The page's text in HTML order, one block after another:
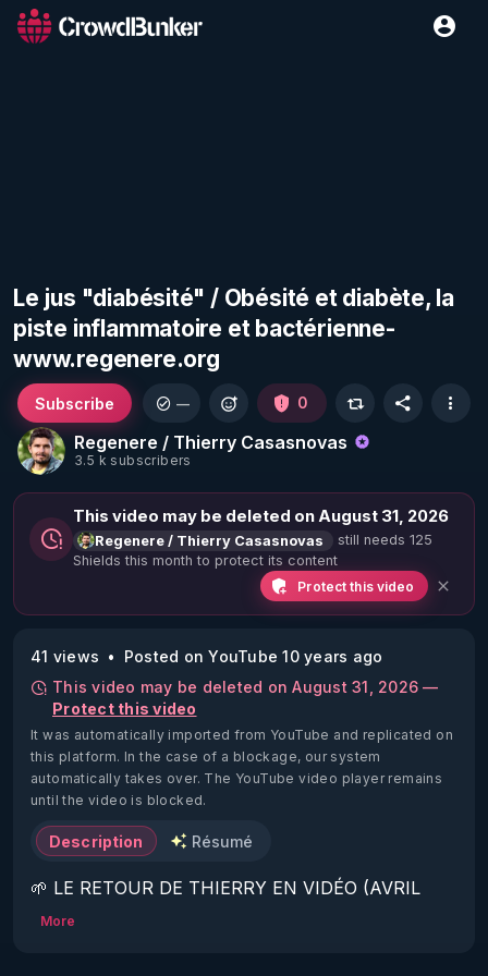
Le jus "diabésité" / Obésité et diabète, la
piste inflammatoire et bactérienne-
www.regenere.org
Regenere / Thierry Casasnovas
3.5 k subscribers
Subscribe — 0
This video may be deleted on August 31, 2026
Regenere / Thierry Casasnovas
still needs 125
Shields this month to protect its content
Protect this video
41 views
Posted on YouTube 10 years ago
This video may be deleted on August 31, 2026 —
Protect this video
It was automatically imported from YouTube and replicated on
this platform. In the case of a blockage, our system
automatically takes over. The YouTube video player remains
until the video is blocked.
Description Résumé
🌱 LE RETOUR DE THIERRY EN VIDÉO (AVRIL
2022)!
More